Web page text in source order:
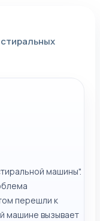
машины".
перешли к
машине вызывает